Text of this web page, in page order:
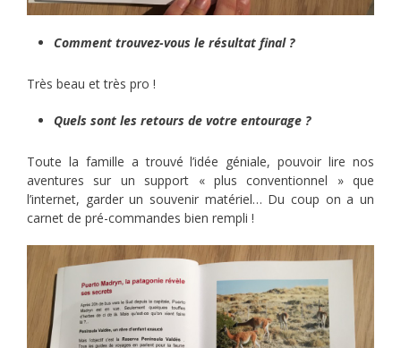
Comment trouvez-vous le résultat final ?
Très beau et très pro !
Quels sont les retours de votre entourage ?
Toute la famille a trouvé l’idée géniale, pouvoir lire nos
aventures sur un support « plus conventionnel » que
l’internet, garder un souvenir matériel… Du coup on a un
carnet de pré-commandes bien rempli !